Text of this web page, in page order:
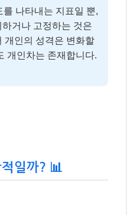
나타내는 지표일 뿐,
거나 고정하는 것은
개인의 성격은 변화할
개인차는 존재합니다.
일까? 📊